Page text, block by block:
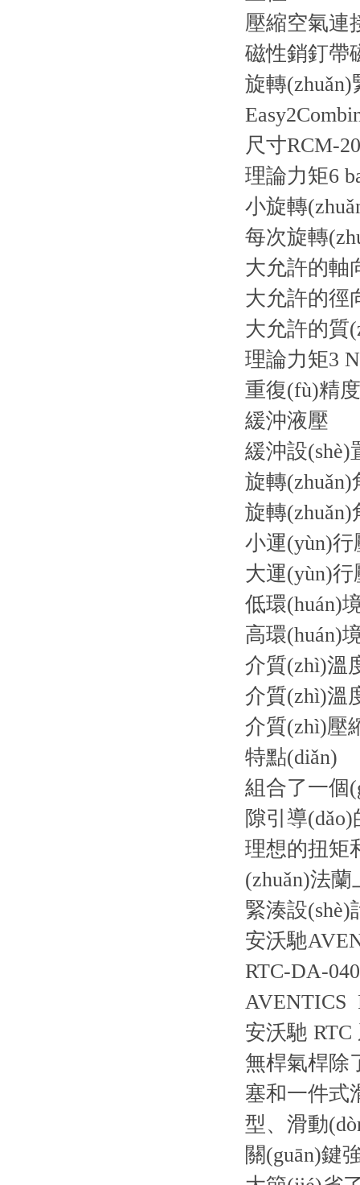
壓縮空氣連
磁性銷釘帶
旋轉
尺寸RCM-20
理論力矩6
小旋轉
每次旋轉
大允許的軸
大允許的徑
大允許的質
理論力矩3
重復(fù)精
緩沖液壓
緩沖設(shè)
旋轉(zhuǎn)
旋轉(zhuǎn)
小運(yùn)行
大運(yùn)行
低環(huán)
高環(huán)
介質(zhì)溫
介質(zhì)溫
介質(zhì)壓
特點(diǎn)
組合了一個
隙引導
理想的扭矩
(zhuǎn)法
緊湊設
安沃馳
RTC-DA-
AVENTICS
安沃馳
無桿氣桿除
塞和一件式
型、滑動
關(guān)鍵